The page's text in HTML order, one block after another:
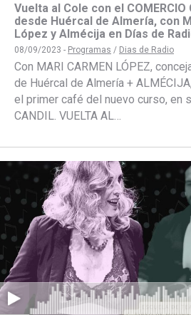
Vuelta al Cole con el COMERCIO
desde Huércal de Almería, con
López y Almécija en Días de
08/09/2023 - Programas / Dias de Radio
Con MARI CARMEN LÓPEZ,
de Huércal de Almería +
el primer café del nuevo curso, en
CANDIL. VUELTA AL…